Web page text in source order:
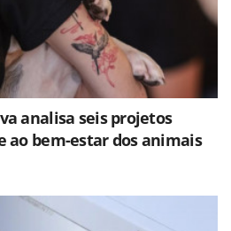
analisa seis projetos
ao bem-estar dos animais